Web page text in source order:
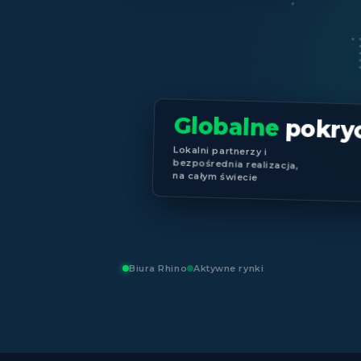
Biura Rhino Aktywne rynki
Globalne
Lokalni partnerzy i
bezpośrednia realizacja,
na całym świecie